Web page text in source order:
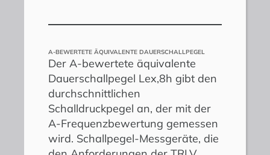
A-BEWERTETE ÄQUIVALENTE DAUERSCHALLPEGEL
Der A-bewertete äquivalente
Dauerschallpegel Lex,8h gibt den
durchschnittlichen
Schalldruckpegel an, der mit der
A-Frequenzbewertung gemessen
wird. Schallpegel-Messgeräte, die